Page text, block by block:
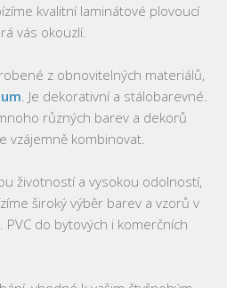
kvalitní laminátové plovoucí
vás okouzlí.
z obnovitelných materiálů,
. Je dekorativní a stálobarevné.
různých barev a dekorů
vzájemně kombinovat.
životností a vysokou odolností,
široký výběr barev a vzorů v
do bytových i komerčních